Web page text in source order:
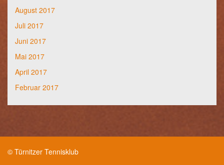
August 2017
Juli 2017
Juni 2017
Mai 2017
April 2017
Februar 2017
© Türnitzer Tennisklub